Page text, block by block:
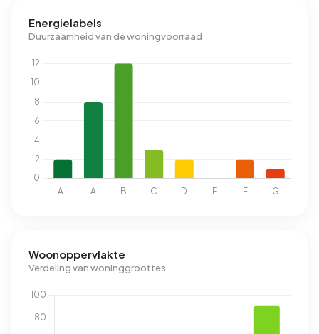
Energielabels
Duurzaamheid van de woningvoorraad
Woonoppervlakte
Verdeling van woninggroottes